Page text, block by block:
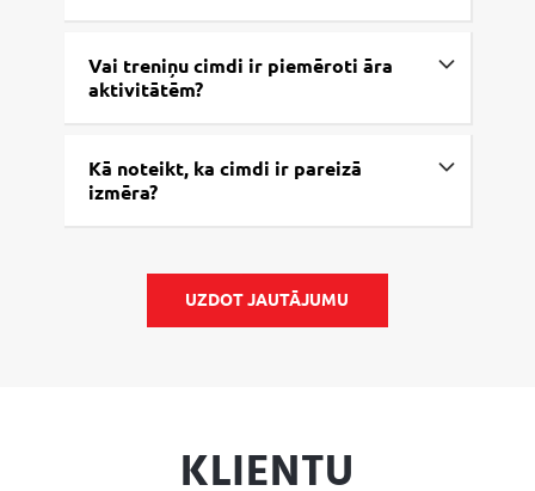
Vai treniņu cimdi ir piemēroti āra
aktivitātēm?
Kā noteikt, ka cimdi ir pareizā
izmēra?
UZDOT JAUTĀJUMU
KLIENTU